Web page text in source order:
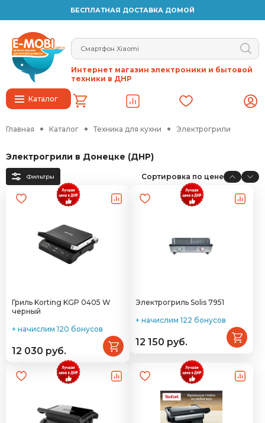
БЕСПЛАТНАЯ ДОСТАВКА ДОМОЙ
Каталог
Интернет магазин электроники и бытовой
техники в ДНР
Главная Каталог Техника для кухни Электрогрили
Электрогрили в Донецке (ДНР)
Фильтры Сортировка по цене
Гриль Korting KGP 0405 W
черный
+ начислим 120 бонусов
12 030 руб.
Электрогриль Solis 7951
+ начислим 122 бонусов
12 150 руб.